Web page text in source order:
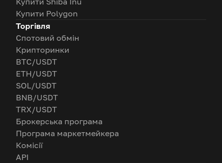
Купити Polygon
Торгівля
Спотовий обмін
Крипторинки
BTC/USDT
ETH/USDT
SOL/USDT
BNB/USDT
TRX/USDT
Брокерська програма
Програма маркетмейкера
Комісії
API